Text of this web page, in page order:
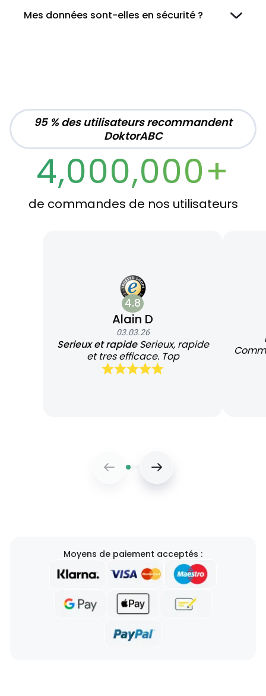
Mes données sont-elles en sécurité ?
95 % des utilisateurs recommandent
DoktorABC
4,000,000+
de commandes de nos utilisateurs
4.8
Alain D
03.03.26
Serieux et rapideSerieux, rapide
et tres efficace. Top
Moyens de paiement acceptés :